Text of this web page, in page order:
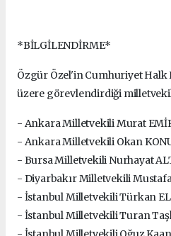
*BİLGİLENDİRME*
Özgür Özel'in Cumhuriyet Halk
üzere görevlendirdiği
- Ankara Milletvekili Murat
- Ankara Milletvekili Okan
- Bursa Milletvekili Nurhayat
- Diyarbakır Milletvekili
- İstanbul Milletvekili Türkan
- İstanbul Milletvekili Turan